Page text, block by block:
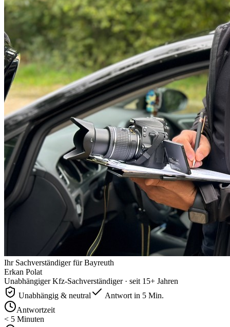
Ihr Sachverständiger fürBayreuth
Erkan Polat
Unabhängiger Kfz-Sachverständiger · seit 15+ Jahren
Unabhängig & neutral
Antwort in 5 Min.
Antwortzeit
< 5 Minuten